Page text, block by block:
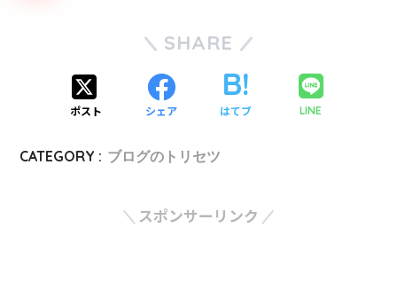
SHARE
ポスト シェア はてブ LINE
CATEGORY : ブログのトリセツ
スポンサーリンク